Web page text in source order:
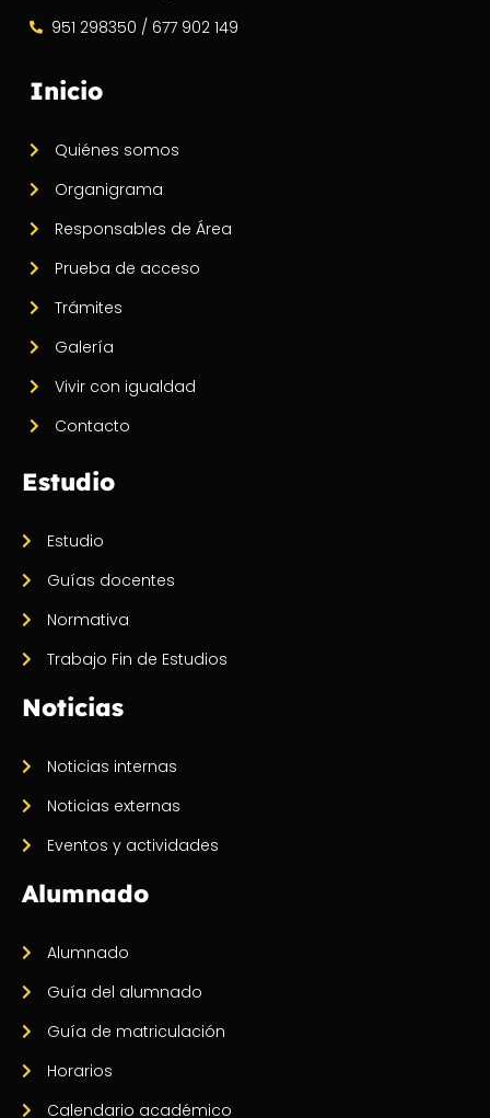
951 298350 / 677 902 149
Inicio
Quiénes somos
Organigrama
Responsables de Área
Prueba de acceso
Trámites
Galería
Vivir con igualdad
Contacto
Estudio
Estudio
Guías docentes
Normativa
Trabajo Fin de Estudios
Noticias
Noticias internas
Noticias externas
Eventos y actividades
Alumnado
Alumnado
Guía del alumnado
Guía de matriculación
Horarios
Calendario académico